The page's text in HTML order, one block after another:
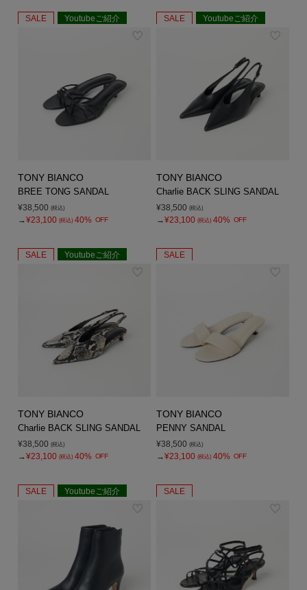
SALE Youtubeご紹介
TONY BIANCO
BREE TONG SANDAL
¥38,500 (税込)
→¥23,100 (税込) 40% OFF
SALE Youtubeご紹介
TONY BIANCO
Charlie BACK SLING SANDAL
¥38,500 (税込)
→¥23,100 (税込) 40% OFF
SALE Youtubeご紹介
TONY BIANCO
Charlie BACK SLING SANDAL
¥38,500 (税込)
→¥23,100 (税込) 40% OFF
SALE
TONY BIANCO
PENNY SANDAL
¥38,500 (税込)
→¥23,100 (税込) 40% OFF
SALE Youtubeご紹介 SALE